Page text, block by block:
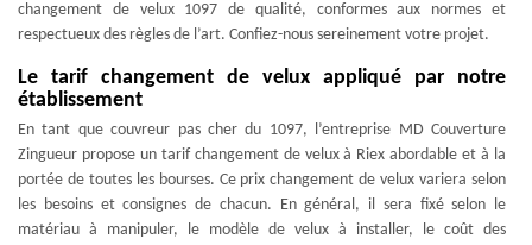
changement de velux 1097 de qualité, conformes aux normes et
respectueux des règles de l’art. Confiez-nous sereinement votre projet.
Le tarif changement de velux appliqué par notre
établissement
En tant que couvreur pas cher du 1097, l’entreprise MD Couverture
Zingueur propose un tarif changement de velux à Riex abordable et à la
portée de toutes les bourses. Ce prix changement de velux variera selon
les besoins et consignes de chacun. En général, il sera fixé selon le
matériau à manipuler, le modèle de velux à installer, le coût des